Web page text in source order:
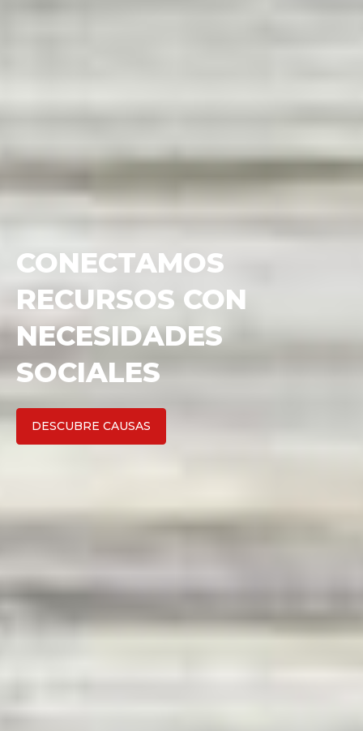
¿QUIERES MEJORAR
LA CAPTACIÓN DE
FONDOS DE TU ONG?
EMPIEZA AHORA